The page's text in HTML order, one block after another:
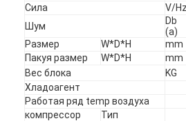
Сила
V/Hz
Шум
Db
(a)
Размер
W*D*H mm
Пакуя размер
W*D*H mm
Вес блока
KG
Хладоагент
Работая ряд temp воздуха
компрессор
Тип